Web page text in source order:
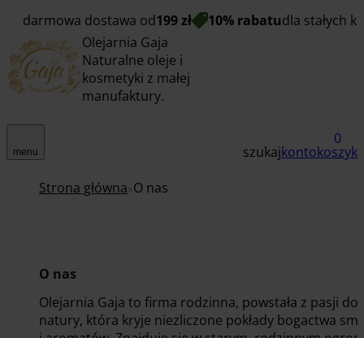
darmowa dostawa od199 zł 10% rabatudla stałych
Olejarnia Gaja
Naturalne oleje i
kosmetyki z małej
manufaktury.
menu szukajkonto
0
koszyk
Strona główna O nas
O nas
Olejarnia Gaja to firma rodzinna, powstała z pasji do
natury, która kryje niezliczone pokłady bogactwa